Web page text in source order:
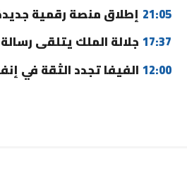
21:05 إطلاق منصة رقمية
17:37 جلالة الملك يتلقى
12:00 الفيفا تجدد الثقة في